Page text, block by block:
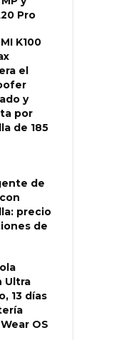
Pro
K100
el
y
por
de 185
de
precio
de
Ultra
13 días
OS